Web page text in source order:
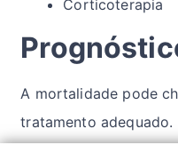
Corticoterapia
A mortalidade pode
tratamento